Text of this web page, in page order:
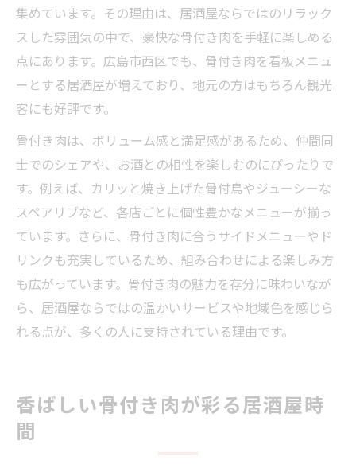
集めています。その理由は、居酒屋ならではのリラック
スした雰囲気の中で、豪快な骨付き肉を手軽に楽しめる
点にあります。広島市西区でも、骨付き肉を看板メニュ
ーとする居酒屋が増えており、地元の方はもちろん観光
客にも好評です。
骨付き肉は、ボリューム感と満足感があるため、仲間同
士でのシェアや、お酒との相性を楽しむのにぴったりで
す。例えば、カリッと焼き上げた骨付鳥やジューシーな
スペアリブなど、各店ごとに個性豊かなメニューが揃っ
ています。さらに、骨付き肉に合うサイドメニューやド
リンクも充実しているため、組み合わせによる楽しみ方
も広がっています。骨付き肉の魅力を存分に味わいなが
ら、居酒屋ならではの温かいサービスや地域色を感じら
れる点が、多くの人に支持されている理由です。
香ばしい骨付き肉が彩る居酒屋時
間